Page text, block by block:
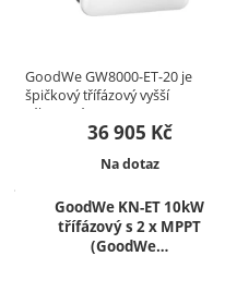
GoodWe GW8000‑ET‑20 je
špičkový třífázový vyšší
výkonový…
36 905 Kč
Dostupnost:
Na dotaz
GoodWe KN-ET 10kW
třífázový s 2 x MPPT
(GoodWe…